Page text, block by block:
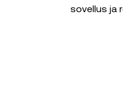
sovellus ja